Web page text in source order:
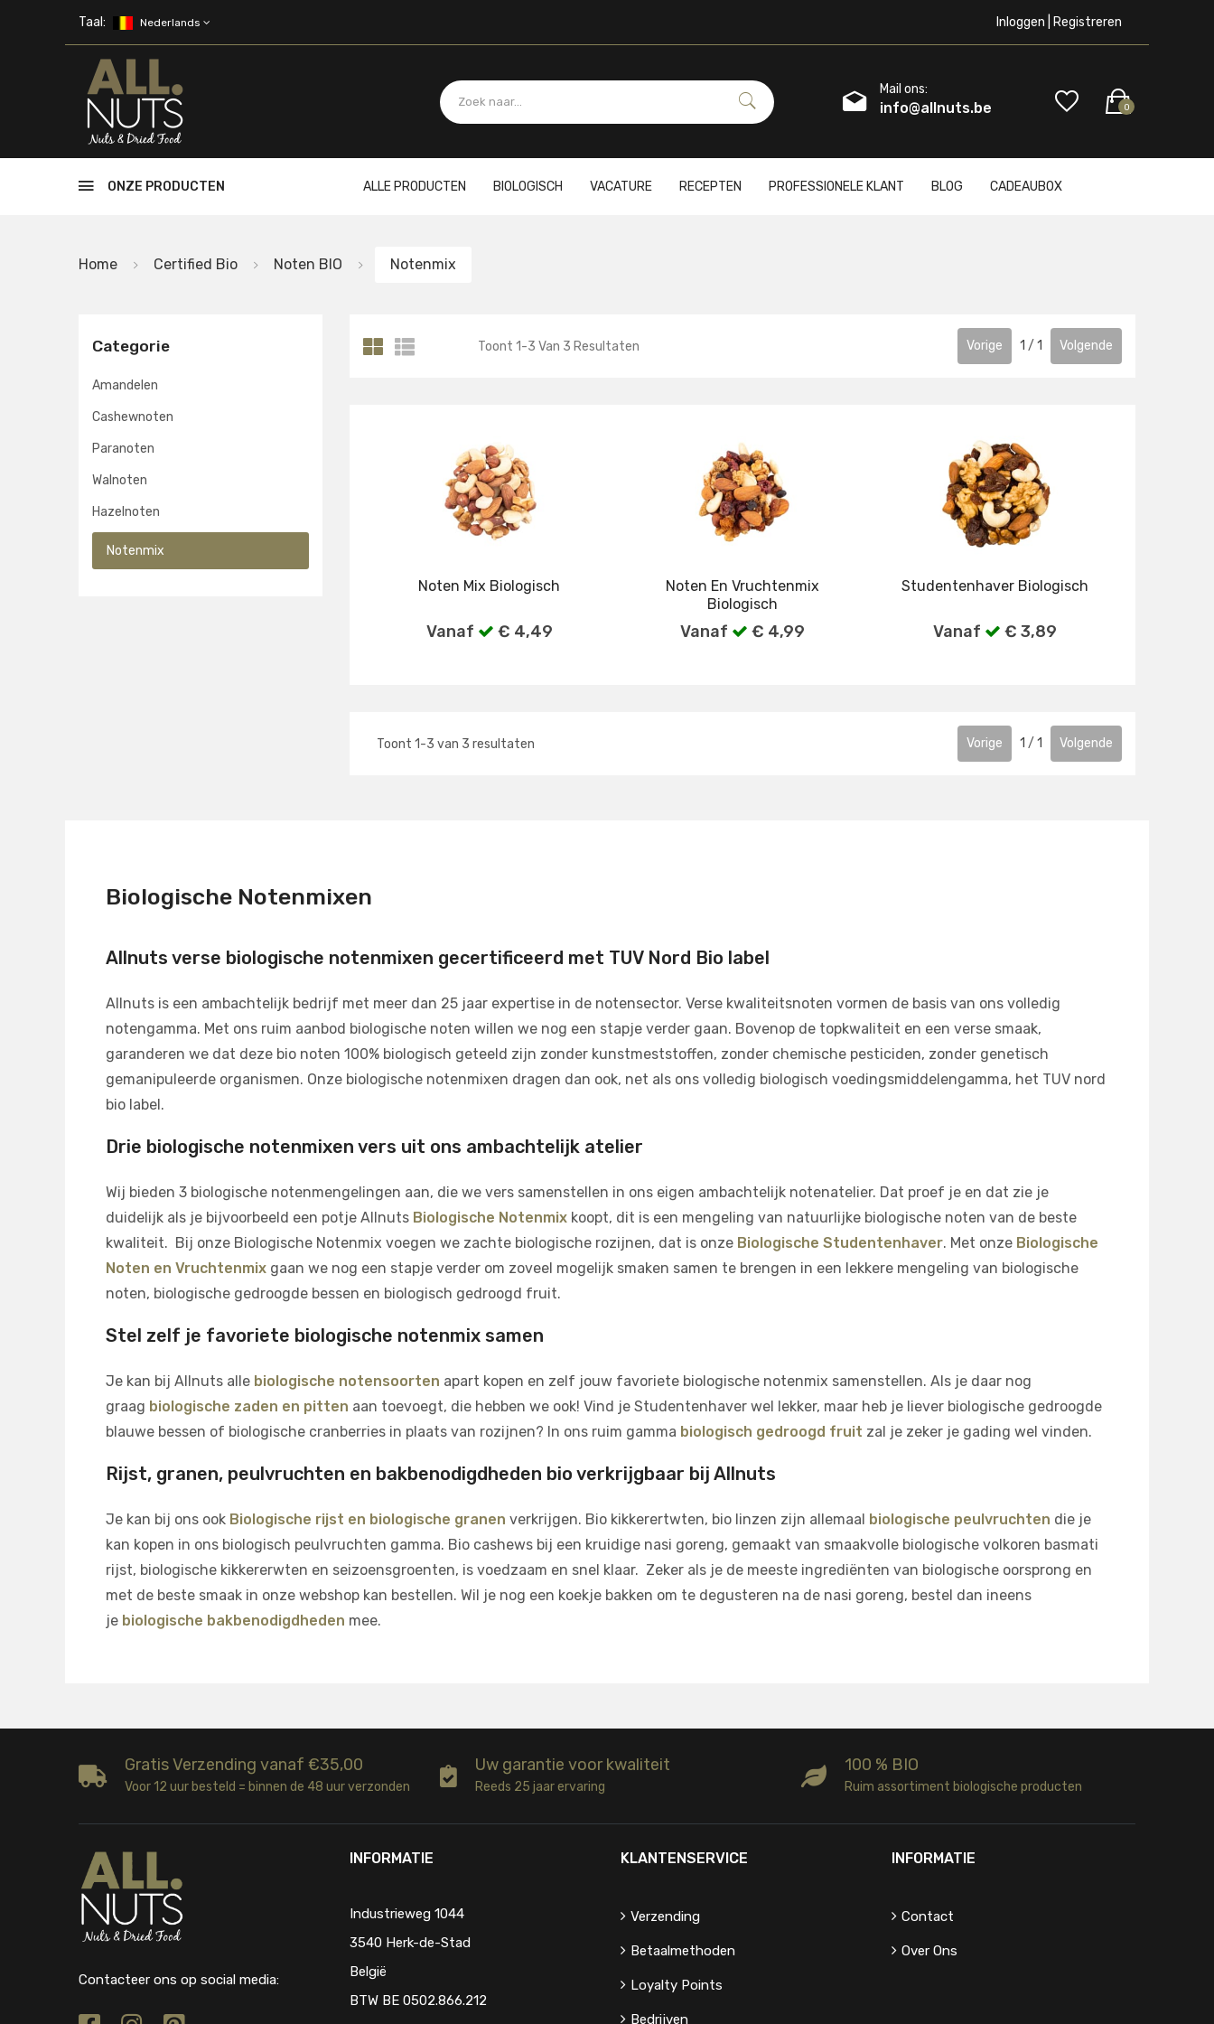
Taal: Nederlands Inloggen | Registreren
Mail ons:
info@allnuts.be 0
ONZE PRODUCTEN ALLE PRODUCTEN BIOLOGISCH VACATURE RECEPTEN PROFESSIONELE KLANT BLOG CADEAUBOX
Home Certified Bio Noten BIO Notenmix
Categorie
Amandelen
Cashewnoten
Paranoten
Walnoten
Hazelnoten
Notenmix
Toont 1-3 Van 3 Resultaten Vorige 1 / 1 Volgende
Noten Mix Biologisch
Vanaf € 4,49
Noten En Vruchtenmix
Biologisch
Vanaf € 4,99
Studentenhaver Biologisch
Vanaf € 3,89
Toont 1-3 van 3 resultaten Vorige 1 / 1 Volgende
Biologische Notenmixen
Allnuts verse biologische notenmixen gecertificeerd met TUV Nord Bio label
Allnuts is een ambachtelijk bedrijf met meer dan 25 jaar expertise in de notensector. Verse kwaliteitsnoten vormen de basis van ons volledig
notengamma. Met ons ruim aanbod biologische noten willen we nog een stapje verder gaan. Bovenop de topkwaliteit en een verse smaak,
garanderen we dat deze bio noten 100% biologisch geteeld zijn zonder kunstmeststoffen, zonder chemische pesticiden, zonder genetisch
gemanipuleerde organismen. Onze biologische notenmixen dragen dan ook, net als ons volledig biologisch voedingsmiddelengamma, het TUV nord
bio label.
Drie biologische notenmixen vers uit ons ambachtelijk atelier
Wij bieden 3 biologische notenmengelingen aan, die we vers samenstellen in ons eigen ambachtelijk notenatelier. Dat proef je en dat zie je
duidelijk als je bijvoorbeeld een potje Allnuts Biologische Notenmix koopt, dit is een mengeling van natuurlijke biologische noten van de beste
kwaliteit. Bij onze Biologische Notenmix voegen we zachte biologische rozijnen, dat is onze Biologische Studentenhaver. Met onze Biologische
Noten en Vruchtenmix gaan we nog een stapje verder om zoveel mogelijk smaken samen te brengen in een lekkere mengeling van biologische
noten, biologische gedroogde bessen en biologisch gedroogd fruit.
Stel zelf je favoriete biologische notenmix samen
Je kan bij Allnuts alle biologische notensoorten apart kopen en zelf jouw favoriete biologische notenmix samenstellen. Als je daar nog
graag biologische zaden en pitten aan toevoegt, die hebben we ook! Vind je Studentenhaver wel lekker, maar heb je liever biologische gedroogde
blauwe bessen of biologische cranberries in plaats van rozijnen? In ons ruim gamma biologisch gedroogd fruit zal je zeker je gading wel vinden.
Rijst, granen, peulvruchten en bakbenodigdheden bio verkrijgbaar bij Allnuts
Je kan bij ons ook Biologische rijst en biologische granen verkrijgen. Bio kikkerertwten, bio linzen zijn allemaal biologische peulvruchten die je
kan kopen in ons biologisch peulvruchten gamma. Bio cashews bij een kruidige nasi goreng, gemaakt van smaakvolle biologische volkoren basmati
rijst, biologische kikkererwten en seizoensgroenten, is voedzaam en snel klaar. Zeker als je de meeste ingrediënten van biologische oorsprong en
met de beste smaak in onze webshop kan bestellen. Wil je nog een koekje bakken om te degusteren na de nasi goreng, bestel dan ineens
je biologische bakbenodigdheden mee.
Gratis Verzending vanaf €35,00
Voor 12 uur besteld = binnen de 48 uur verzonden
Uw garantie voor kwaliteit
Reeds 25 jaar ervaring
100 % BIO
Ruim assortiment biologische producten
Contacteer ons op social media:
INFORMATIE
Industrieweg 1044
3540 Herk-de-Stad
België
BTW BE 0502.866.212
KLANTENSERVICE
Verzending
Betaalmethoden
Loyalty Points
Bedrijven
INFORMATIE
Contact
Over Ons